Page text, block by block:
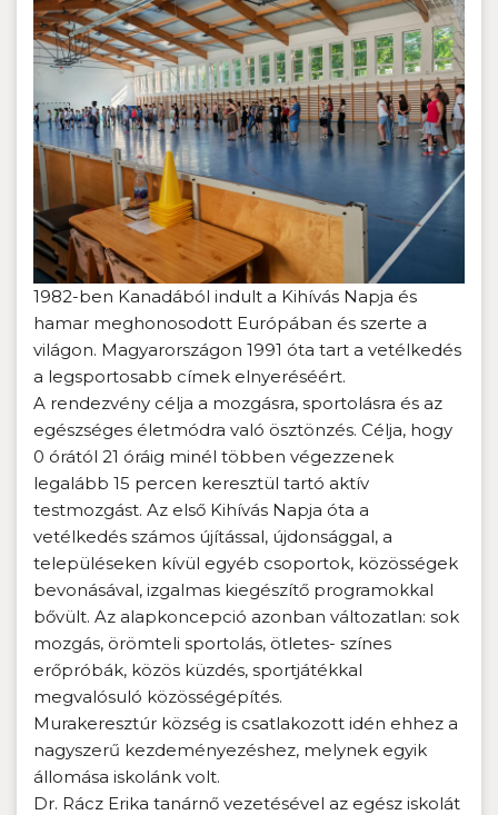
1982-ben Kanadából indult a Kihívás Napja és
hamar meghonosodott Európában és szerte a
világon. Magyarországon 1991 óta tart a vetélkedés
a legsportosabb címek elnyeréséért.
A rendezvény célja a mozgásra, sportolásra és az
egészséges életmódra való ösztönzés. Célja, hogy
0 órától 21 óráig minél többen végezzenek
legalább 15 percen keresztül tartó aktív
testmozgást. Az első Kihívás Napja óta a
vetélkedés számos újítással, újdonsággal, a
településeken kívül egyéb csoportok, közösségek
bevonásával, izgalmas kiegészítő programokkal
bővült. Az alapkoncepció azonban változatlan: sok
mozgás, örömteli sportolás, ötletes- színes
erőpróbák, közös küzdés, sportjátékkal
megvalósuló közösségépítés.
Murakeresztúr község is csatlakozott idén ehhez a
nagyszerű kezdeményezéshez, melynek egyik
állomása iskolánk volt.
Dr. Rácz Erika tanárnő vezetésével az egész iskolát